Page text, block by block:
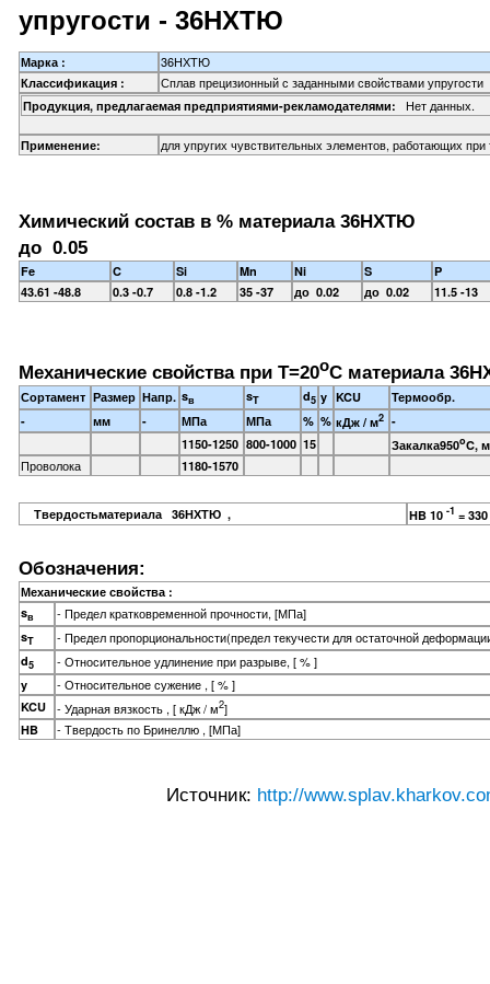
упругости - 36НХТЮ
Марка : 36НХТЮ
Классификация : Сплав прецизионный с заданными свойствами упругости
Продукция, предлагаемая предприятиями-рекламодателями: Нет данных.
Применение: для упругих чувствительных элементов, работающих
Химический состав в % материала 36НХТЮ
до 0.05
Fe C Si Mn Ni S
P
43.61 -48.8
0.3 -0.7 0.8 -1.2 35 -37 до 0.02 до 0.02 11.5 -13
Механические свойства при Т=20oС материала
Сортамент Размер Напр. sв sT d5 y KCU
Термообр.
-
мм - МПа МПа % % кДж / м2 -
1150-1250 800-1000 15 Закалка950oC,
Проволока 1180-1570
Твердостьматериала 36НХТЮ , HB 10 -1 =
Обозначения:
Механические свойства :
sв - Предел кратковременной прочности, [МПа]
sT - Предел пропорциональности(предел текучести для остаточной
d5 - Относительное удлинение при разрыве, [ % ]
y - Относительное сужение , [ % ]
KCU - Ударная вязкость , [ кДж / м2]
HB - Твердость по Бринеллю , [МПа]
Источник: http://